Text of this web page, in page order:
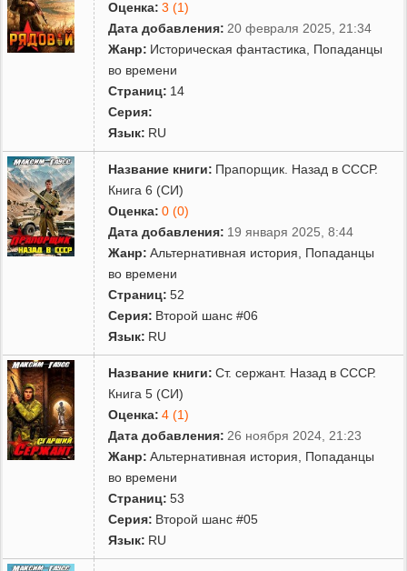
Оценка: 3 (1)
Дата добавления: 20 февраля 2025, 21:34
Жанр: Историческая фантастика
Попаданцы
во времени
Страниц: 14
Серия:
Язык: RU
Название книги: Прапорщик. Назад в СССР.
Книга 6 (СИ)
Оценка: 0 (0)
Дата добавления: 19 января 2025, 8:44
Жанр: Альтернативная история
Попаданцы
во времени
Страниц: 52
Серия: Второй шанс #06
Язык: RU
Название книги: Ст. сержант. Назад в СССР.
Книга 5 (СИ)
Оценка: 4 (1)
Дата добавления: 26 ноября 2024, 21:23
Жанр: Альтернативная история
Попаданцы
во времени
Страниц: 53
Серия: Второй шанс #05
Язык: RU